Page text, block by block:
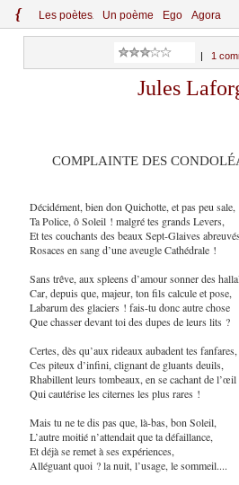
{ Les poètes Un poème Ego Agora
1
Jules
COMPLAINTE DES
Décidément, bien don Quichotte, et pas peu sale,
Ta Police, ô Soleil ! malgré tes grands Levers,
Et tes couchants des beaux Sept-Glaives
Rosaces en sang d’une aveugle Cathédrale !
Sans trêve, aux spleens d’amour sonner des
Car, depuis que, majeur, ton fils calcule et pose,
Labarum des glaciers ! fais-tu donc autre chose
Que chasser devant toi des dupes de leurs lits ?
Certes, dès qu’aux rideaux aubadent tes fanfares,
Ces piteux d’infini, clignant de gluants deuils,
Rhabillent leurs tombeaux, en se cachant de l’œil
Qui cautérise les citernes les plus rares !
Mais tu ne te dis pas que, là-bas, bon Soleil,
L’autre moitié n’attendait que ta défaillance,
Et déjà se remet à ses expériences,
Alléguant quoi ? la nuit, l’usage, le sommeil....